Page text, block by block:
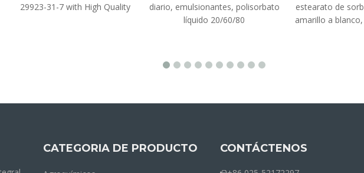
29923-31-7 with High Quality
diario, emulsionantes, polisorbato
líquido 20/60/80
estearato de
amarillo a
CATEGORIA DE PRODUCTO CONTÁCTENOS